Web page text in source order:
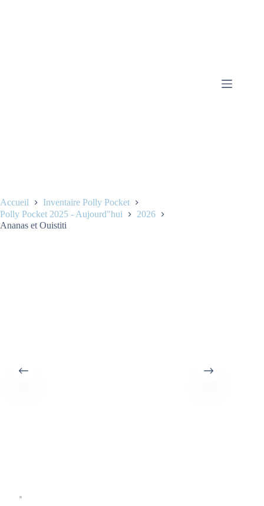
Accueil
Inventaire Polly Pocket
Polly Pocket 2025 - Aujourd"hui
2026
Ananas et Ouistiti